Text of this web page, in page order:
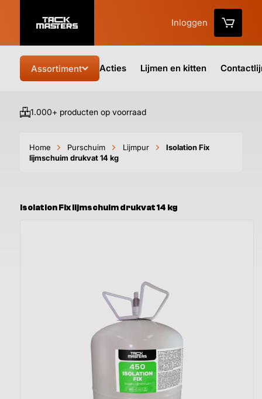
Inloggen
Assortiment Acties Lijmen en kitten
1.000+ producten op voorraad
Home Purschuim Lijmpur
Isolation Fix
lijmschuim drukvat 14 kg
Isolation Fix lijmschuim drukvat 14 kg